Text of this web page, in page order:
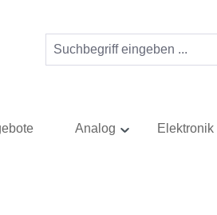
Analog Elektronik